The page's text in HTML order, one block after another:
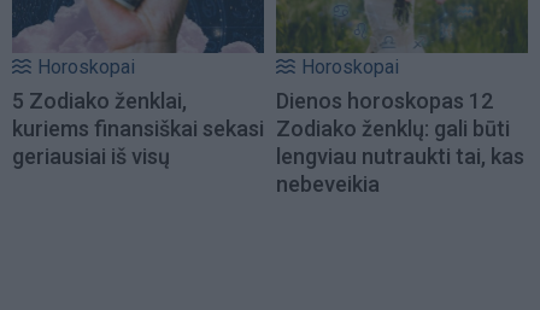
Horoskopai
5 Zodiako ženklai,
kuriems finansiškai sekasi
geriausiai iš visų
Horoskopai
Dienos horoskopas 12
Zodiako ženklų: gali būti
lengviau nutraukti tai, kas
nebeveikia